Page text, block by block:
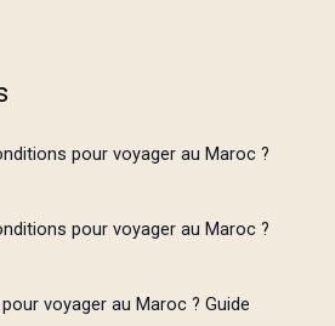
pour voyager au Maroc ?
pour voyager au Maroc ?
voyager au Maroc ? Guide